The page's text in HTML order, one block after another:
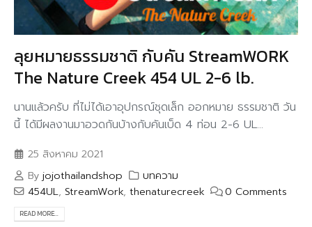
ลุยหมายธรรมชาติ กับคัน StreamWORK
The Nature Creek 454 UL 2-6 lb.
นานแล้วครับ ที่ไม่ได้เอาอุปกรณ์ชุดเล็ก ออกหมาย ธรรมชาติ วัน
นี้ ได้มีผลงานมาอวดกันบ้างกับคันเบ็ด 4 ท่อน 2-6 UL...
25 สิงหาคม 2021
Byjojothailandshop
บทความ
454UL,StreamWork,thenaturecreek 0 Comments
READ MORE...